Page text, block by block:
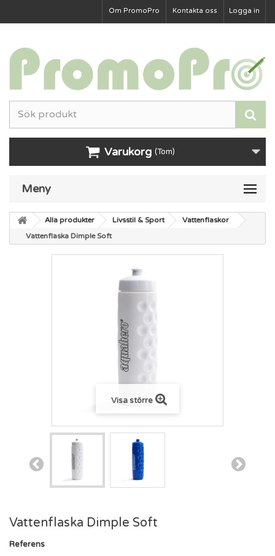
Logga in
Kontakta oss
Om PromoPro
Varukorg (Tom)
Meny
Alla produkter Livsstil & Sport
Vattenflaskor
Vattenflaska Dimple Soft
Visa större
Vattenflaska Dimple Soft
Referens